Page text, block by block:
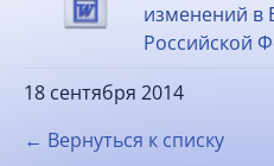
изменений в
Российской
18 сентября 2014
← Вернуться к списку